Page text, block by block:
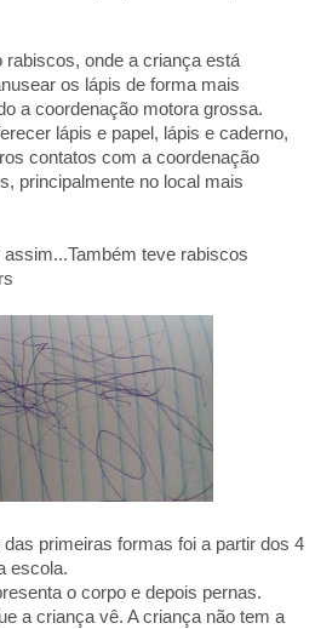
onde a criança está
os lápis de forma mais
a coordenação motora grossa.
lápis e papel, lápis e caderno,
contatos com a coordenação
principalmente no local mais
teve rabiscos
primeiras formas foi a partir dos 4
escola.
o corpo e depois pernas.
a criança vê. A criança não tem a